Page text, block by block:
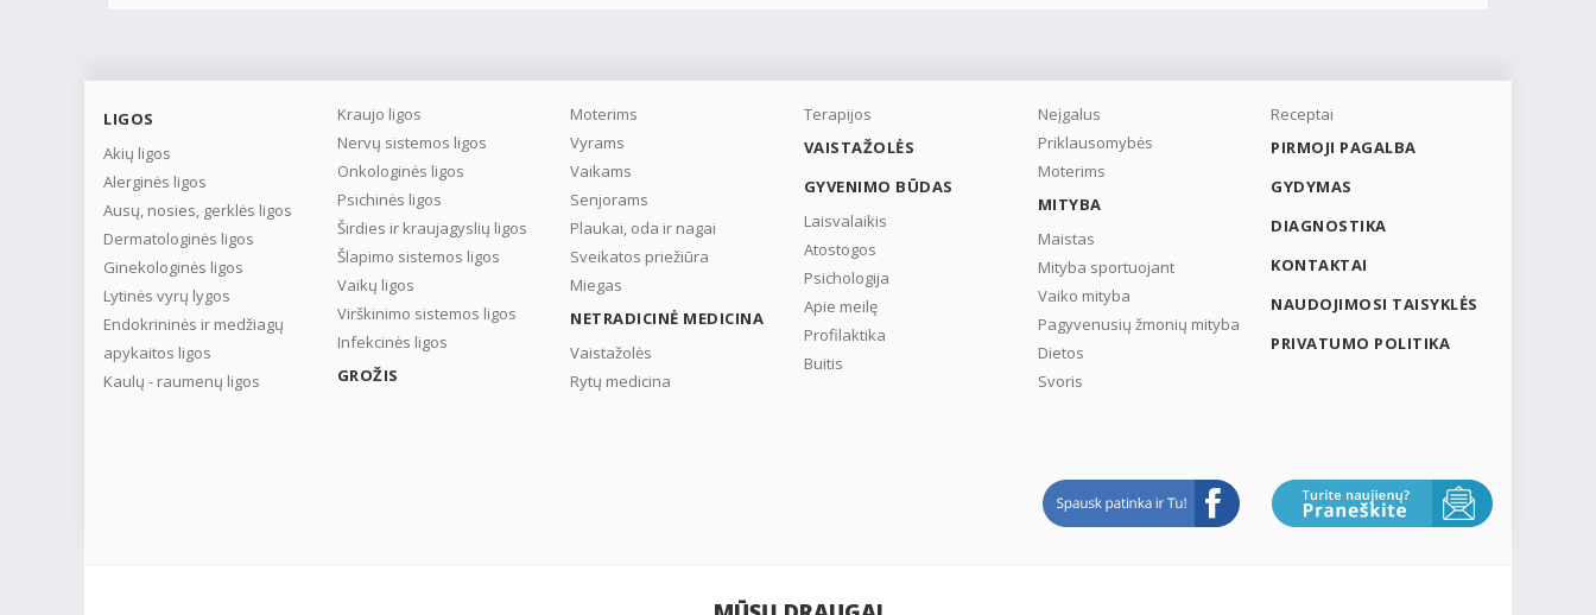
LIGOS
Akių ligos
Alerginės ligos
Ausų, nosies, gerklės ligos
Dermatologinės ligos
Ginekologinės ligos
Lytinės vyrų lygos
Endokrininės ir medžiagų
apykaitos ligos
Kaulų - raumenų ligos
Kraujo ligos
Nervų sistemos ligos
Onkologinės ligos
Psichinės ligos
Širdies ir kraujagyslių ligos
Šlapimo sistemos ligos
Vaikų ligos
Virškinimo sistemos ligos
Infekcinės ligos
GROŽIS
Moterims
Vyrams
Vaikams
Senjorams
Plaukai, oda ir nagai
Sveikatos priežiūra
Miegas
NETRADICINĖ MEDICINA
Vaistažolės
Rytų medicina
Terapijos
VAISTAŽOLĖS
GYVENIMO BŪDAS
Laisvalaikis
Atostogos
Psichologija
Apie meilę
Profilaktika
Buitis
Neįgalus
Priklausomybės
Moterims
MITYBA
Maistas
Mityba sportuojant
Vaiko mityba
Pagyvenusių žmonių mityba
Dietos
Svoris
Receptai
PIRMOJI PAGALBA
GYDYMAS
DIAGNOSTIKA
KONTAKTAI
NAUDOJIMOSI TAISYKLĖS
PRIVATUMO POLITIKA